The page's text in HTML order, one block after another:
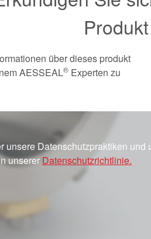
Produkt
über dieses produkt
AESSEAL® Experten zu
unsere Datenschutzpraktiken
unserer Datenschutzrichtlinie.